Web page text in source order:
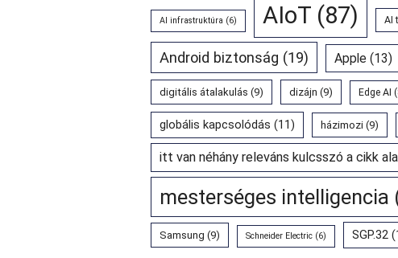
AI infrastruktúra (6) AIoT (87) AI
Android biztonság (19) Apple (13)
digitális átalakulás (9) dizájn (9) Edge AI
globális kapcsolódás (11) házimozi (9)
itt van néhány releváns kulcsszó a cikk
mesterséges intelligencia
Samsung (9) Schneider Electric (6) SGP.32